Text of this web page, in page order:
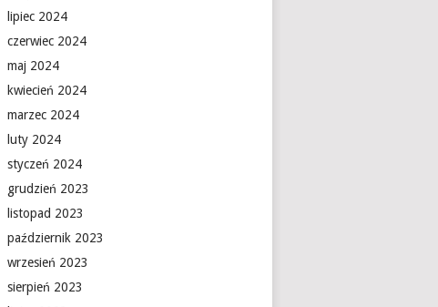
lipiec 2024
czerwiec 2024
maj 2024
kwiecień 2024
marzec 2024
luty 2024
styczeń 2024
grudzień 2023
listopad 2023
październik 2023
wrzesień 2023
sierpień 2023